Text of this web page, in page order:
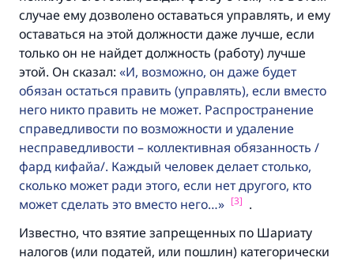
случае ему дозволено оставаться управлять, и ему
оставаться на этой должности даже лучше, если
только он не найдет должность (работу) лучше
этой. Он сказал:
И, возможно, он даже будет
обязан остаться править (управлять), если вместо
него никто править не может. Распространение
справедливости по возможности и удаление
несправедливости – коллективная обязанность /
фард кифайа/. Каждый человек делает столько,
сколько может ради этого, если нет другого, кто
может сделать это вместо него…
[3] .
Известно, что взятие запрещенных по Шариату
налогов (или податей, или пошлин) категорически